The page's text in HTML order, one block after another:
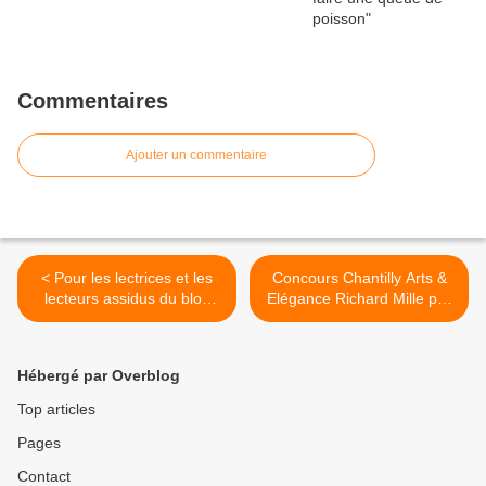
Commentaires
Ajouter un commentaire
< Pour les lectrices et les
lecteurs assidus du blog
Les RENDEZ-VOUS de La
Concours Chantilly Arts &
Elégance Richard Mille par
ARTHOMOBILES. >
Hébergé par Overblog
Top articles
Pages
Contact